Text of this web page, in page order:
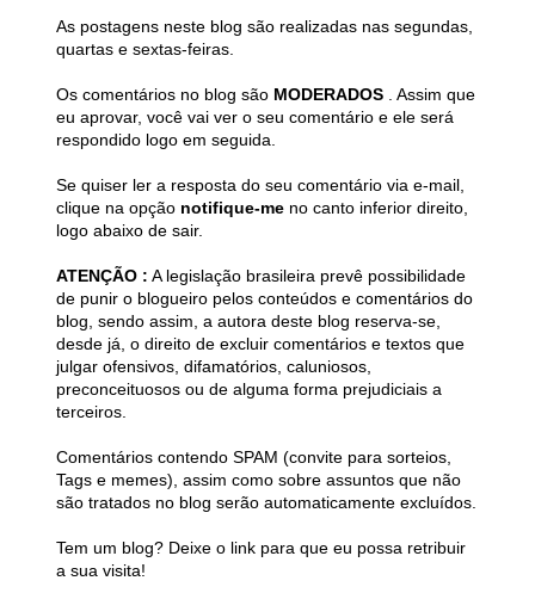
As postagens neste blog são realizadas nas segundas,
quartas e sextas-feiras.
Os comentários no blog são MODERADOS
. Assim que
eu aprovar, você vai ver o seu comentário e ele será
respondido logo em seguida.
Se quiser ler a resposta do seu comentário via e-mail,
clique na opção notifique-me no canto inferior direito,
logo abaixo de sair.
ATENÇÃO : A legislação brasileira prevê possibilidade
de punir o blogueiro pelos conteúdos e comentários do
blog, sendo assim, a autora deste blog reserva-se,
desde já, o direito de excluir comentários e textos que
julgar ofensivos, difamatórios, caluniosos,
preconceituosos ou de alguma forma prejudiciais a
terceiros.
Comentários contendo SPAM (convite para sorteios,
Tags e memes), assim como sobre assuntos que não
são tratados no blog serão automaticamente excluídos.
Tem um blog? Deixe o link para que eu possa retribuir
a sua visita!